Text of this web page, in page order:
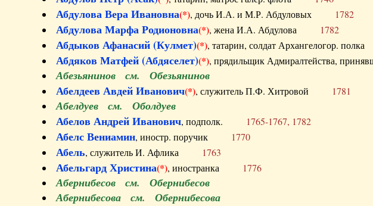
Абдулова Вера Ивановна(*), дочь И.А. и М.Р. Абдуловых 1782
Абдулова Марфа Родионовна(*), жена И.А. Абдулова 1782
Абдыков Афанасий (Кулмет)(*), татарин, солдат Архангелогор.
Абдяков Матфей (Абдяселет)(*), прядильщик Адмиралтейства,
Абезьянинов см. Обезьянинов
Абелдеев Авдей Иванович(*), служитель П.Ф. Хитровой 1781
Абелдуев см. Оболдуев
Абелов Андрей Иванович, подполк. 1765-1767, 1782
Абелс Вениамин, иностр. поручик 1770
Абель, служитель И. Афлика 1763
Абельгард Христина(*), иностранка 1776
Абернибесов см. Обернибесов
Абернибесова см. Обернибесова